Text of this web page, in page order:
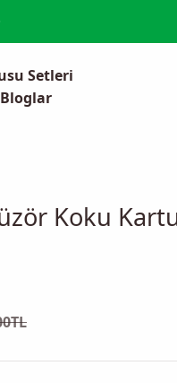
Setleri
Bloglar
Koku
fiyat